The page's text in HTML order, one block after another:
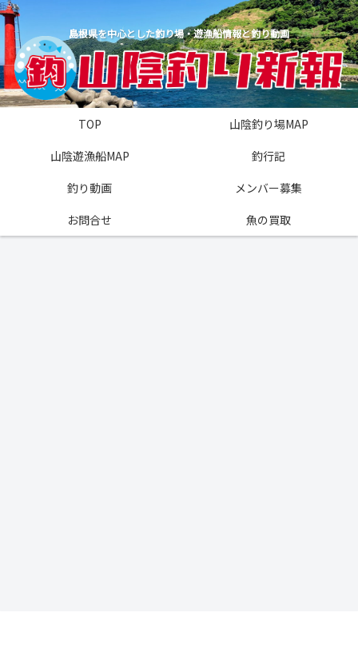
島根県を中心とした釣り場・遊漁船情報と釣り動画
TOP
山陰釣り場MAP
山陰遊漁船MAP
釣行記
釣り動画
メンバー募集
お問合せ
魚の買取